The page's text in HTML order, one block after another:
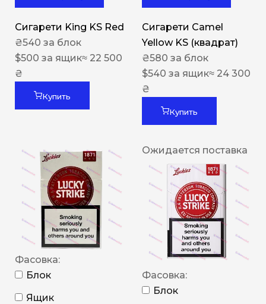
Сигарети King KS Red
₴540 за блок
$500 за ящик≈ 22 500
₴
Купить
Сигарети Camel
Yellow KS (квадрат)
₴580 за блок
$540 за ящик≈ 24 300
₴
Купить
Фасовка:
Блок
Ящик
Ожидается поставка
Фасовка:
Блок